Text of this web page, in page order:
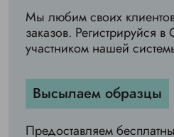
Мы любим своих
заказов. Регистрируйся
участником нашей
Высылаем образцы
Предоставляем